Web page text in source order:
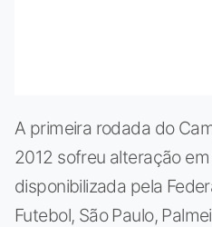
A primeira rodada do
2012 sofreu alteração
disponibilizada pela
Futebol, São Paulo,